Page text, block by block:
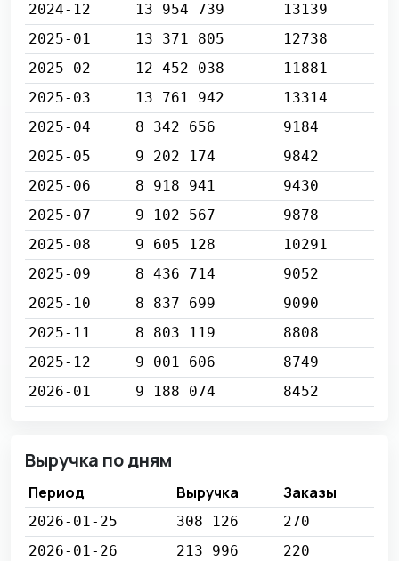
2024-12
13 954 739
13139
2025-01
13 371 805
12738
2025-02
12 452 038
11881
2025-03
13 761 942
13314
2025-04
8 342 656
9184
2025-05
9 202 174
9842
2025-06
8 918 941
9430
2025-07
9 102 567
9878
2025-08
9 605 128
10291
2025-09
8 436 714
9052
2025-10
8 837 699
9090
2025-11
8 803 119
8808
2025-12
9 001 606
8749
2026-01
9 188 074 8452
Выручка по дням
Период Выручка Заказы
2026-01-25 308 126
270
2026-01-26
213 996
220